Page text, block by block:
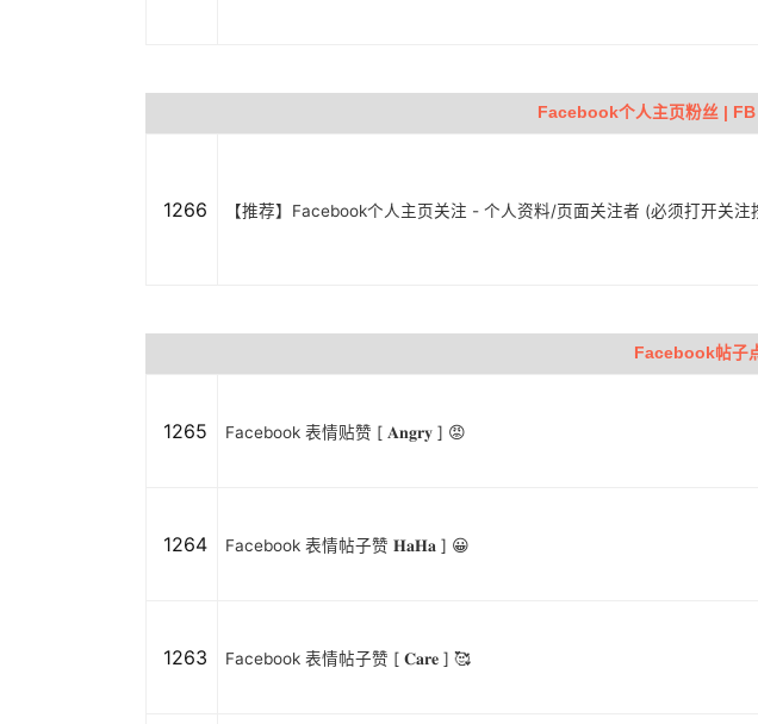
Facebook个人主页粉丝 |
1266 【推荐】Facebook个人主页关注 - 个人资料/页面关注者 (必须打开关注
Facebook帖子
1265 Facebook 表情贴赞 [ 𝐀𝐧𝐠𝐫𝐲 ] 😡
1264 Facebook 表情帖子赞 𝐇𝐚𝐇𝐚 ] 😀
1263 Facebook 表情帖子赞 [ 𝐂𝐚𝐫𝐞 ] 🥰